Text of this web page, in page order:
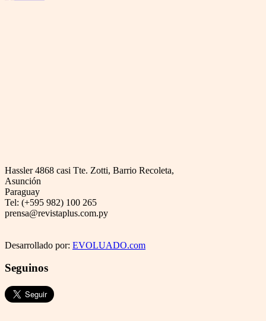
Hassler 4868 casi Tte. Zotti, Barrio Recoleta,
Asunción
Paraguay
Tel: (+595 982) 100 265
prensa@revistaplus.com.py
Desarrollado por: EVOLUADO.com
Seguinos